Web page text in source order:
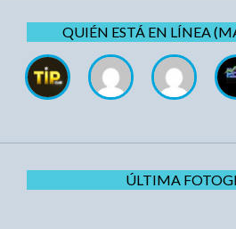
QUIÉN ESTÁ EN LÍNEA
ÚLTIMA